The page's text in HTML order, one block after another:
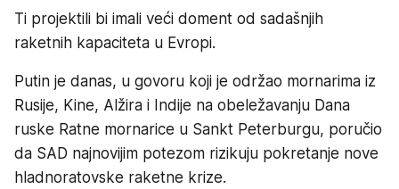
Ti projektili bi imali veći doment od sadašnjih
raketnih kapaciteta u Evropi.
Putin je danas, u govoru koji je održao mornarima iz
Rusije, Kine, Alžira i Indije na obeležavanju Dana
ruske Ratne mornarice u Sankt Peterburgu, poručio
da SAD najnovijim potezom rizikuju pokretanje nove
hladnoratovske raketne krize.